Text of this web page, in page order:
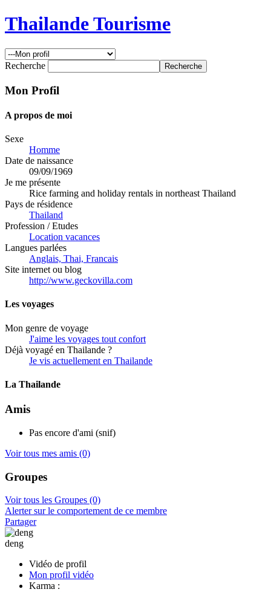
Thailande Tourisme
Recherche
Mon Profil
A propos de moi
Sexe
Homme
Date de naissance
09/09/1969
Je me présente
Rice farming and holiday rentals in northeast Thailand
Pays de résidence
Thailand
Profession / Etudes
Location vacances
Langues parlées
Anglais, Thai, Francais
Site internet ou blog
http://www.geckovilla.com
Les voyages
Mon genre de voyage
J'aime les voyages tout confort
Déjà voyagé en Thailande ?
Je vis actuellement en Thailande
La Thailande
Amis
Pas encore d'ami (snif)
Voir tous mes amis (0)
Groupes
Voir tous les Groupes (0)
Alerter sur le comportement de ce membre
Partager
deng
Vidéo de profil
Mon profil vidéo
Karma :